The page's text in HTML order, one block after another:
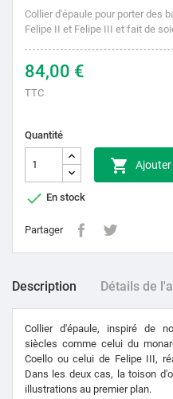
Collier d'épaule pour porter des
Felipe II et Felipe III et fait de
84,00 €
TTC
Quantité

 En stock
Partager
Description Détails de
Collier d'épaule, inspiré de
siècles comme celui du
Coello ou celui de Felipe III,
Dans les deux cas, la toison
illustrations au premier plan.